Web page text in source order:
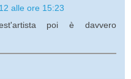
alle ore 15:23
poi è davvero